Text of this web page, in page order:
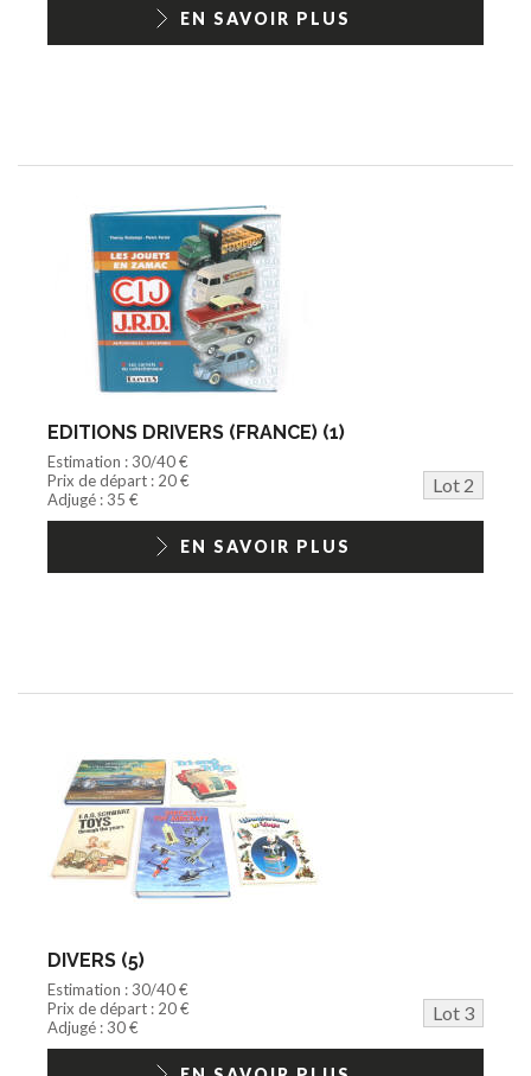
1/18ème moderneEN SAVOIR PLUS
EDITIONS DRIVERS (FRANCE) (1)
Estimation : 30/40 €
Prix de départ : 20 €
Lot 2
Adjugé : 35 €
EN SAVOIR PLUS
DIVERS (5)
Estimation : 30/40 €
Prix de départ : 20 €
Lot 3
Adjugé : 30 €